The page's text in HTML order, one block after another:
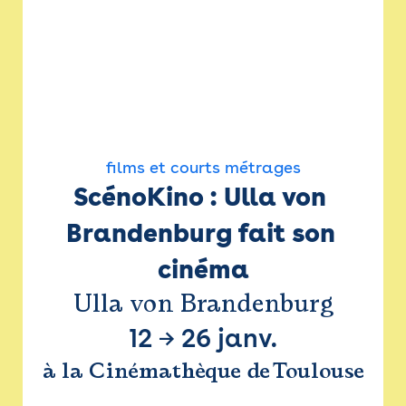
films et courts métrages
ScénoKino : Ulla von
Brandenburg fait son
cinéma
Ulla von Brandenburg
12 → 26 janv.
à la Cinémathèque de Toulouse